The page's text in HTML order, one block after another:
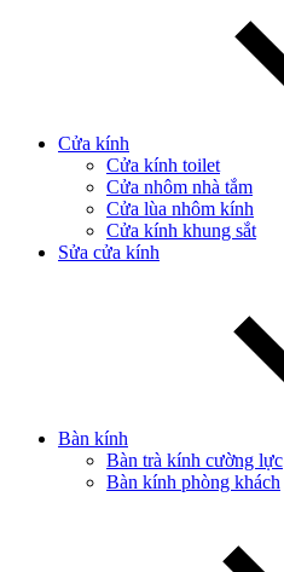
Cửa kính
Cửa kính toilet
Cửa nhôm nhà tắm
Cửa lùa nhôm kính
Cửa kính khung sắt
Sửa cửa kính
Bàn kính
Bàn trà kính cường lực
Bàn kính phòng khách